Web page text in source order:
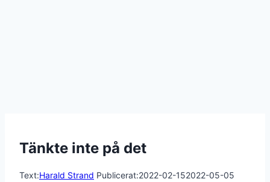
Tänkte inte på det
Text:Harald Strand Publicerat:2022-02-152022-05-05